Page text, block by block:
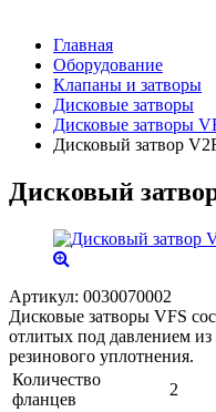
Главная
Оборудование
Клапаны и затворы
Дисковые затворы
Дисковые затворы
Дисковый затвор
Дисковый
Артикул: 0030070002
Дисковые затворы VFS
отлитых под давлением
резинового уплотнения.
Количество
фланцев
2